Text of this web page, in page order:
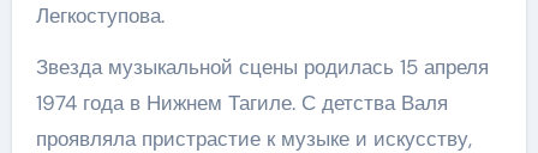
Легкоступова.
Звезда музыкальной сцены родилась 15 апреля
1974 года в Нижнем Тагиле. С детства Валя
проявляла пристрастие к музыке и искусству,